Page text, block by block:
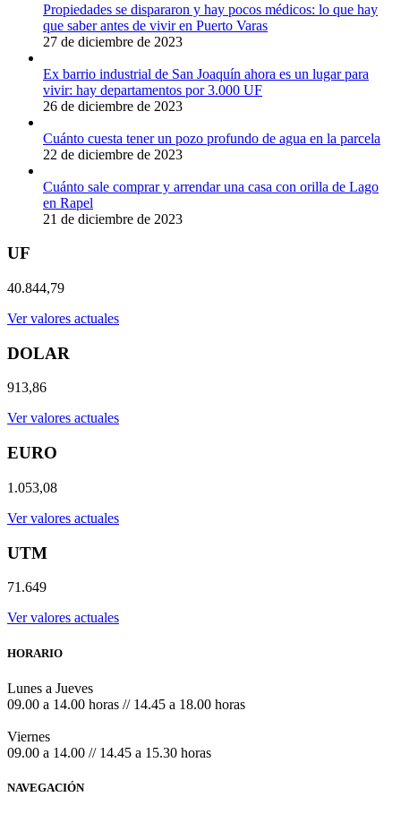
Propiedades se dispararon y hay pocos médicos: lo que hay
que saber antes de vivir en Puerto Varas
27 de diciembre de 2023
Ex barrio industrial de San Joaquín ahora es un lugar para
vivir: hay departamentos por 3.000 UF
26 de diciembre de 2023
Cuánto cuesta tener un pozo profundo de agua en la parcela
22 de diciembre de 2023
Cuánto sale comprar y arrendar una casa con orilla de Lago
en Rapel
21 de diciembre de 2023
UF
40.844,79
Ver valores actuales
DOLAR
913,86
Ver valores actuales
EURO
1.053,08
Ver valores actuales
UTM
71.649
Ver valores actuales
HORARIO
Lunes a Jueves
09.00 a 14.00 horas // 14.45 a 18.00 horas
Viernes
09.00 a 14.00 // 14.45 a 15.30 horas
NAVEGACIÓN